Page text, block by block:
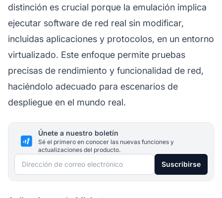
distinción es crucial porque la emulación implica
ejecutar software de red real sin modificar,
incluidas aplicaciones y protocolos, en un entorno
virtualizado. Este enfoque permite pruebas
precisas de rendimiento y funcionalidad de red,
haciéndolo adecuado para escenarios de
despliegue en el mundo real.
Únete a nuestro boletín
Sé el primero en conocer las nuevas funciones y
actualizaciones del producto.
Dirección de correo electrónico Suscribirse